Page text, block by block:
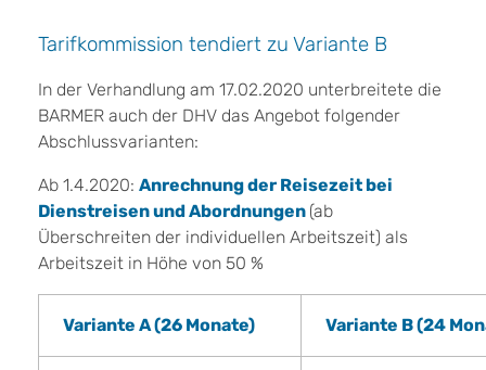
Tarifkommission tendiert zu Variante B
In der Verhandlung am 17.02.2020 unterbreitete die
BARMER auch der DHV das Angebot folgender
Abschlussvarianten:
Ab 1.4.2020: Anrechnung der Reisezeit bei
Dienstreisen undAbordnungen (ab
Überschreiten der individuellen Arbeitszeit) als
Arbeitszeit in Höhe von 50 %
Variante A (26 Monate) Variante B (24